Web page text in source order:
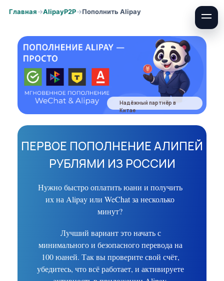
Главная AlipayP2P Пополнить Alipay
Лучший вариант это начать с
минимального и безопасного перевода на
100 юаней. Так вы проверите свой счёт,
убедитесь, что всё работает, и активируете
Нужно быстро оплатить юани и получить
их на Alipay или WeChat за несколько
минут?
ПЕРВОЕ ПОПОЛНЕНИЕ АЛИПЕЙ
РУБЛЯМИ ИЗ РОССИИ
Надёжный партнёр в
Китае